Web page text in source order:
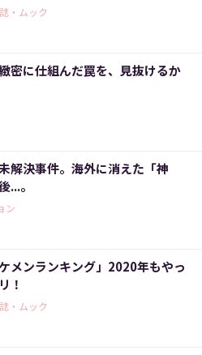
・ムック
密に仕組んだ罠を、見抜けるか
解決事件。海外に消えた「神
...。
ン
メンランキング」2020年もやっ
！
・ムック